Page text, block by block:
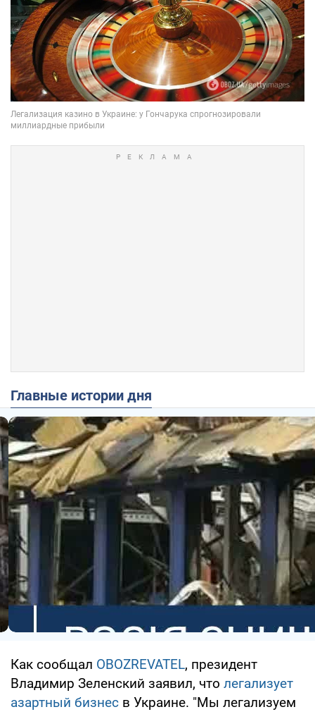
Главные истории дня
Как сообщал OBOZREVATEL, президент
Владимир Зеленский заявил, что легализует
азартный бизнес в Украине. "Мы легализуем